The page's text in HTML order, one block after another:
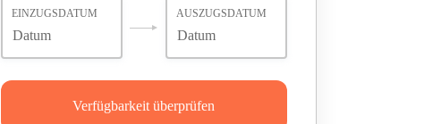
EINZUGSDATUM AUSZUGSDATUM
Verfügbarkeit überprüfen